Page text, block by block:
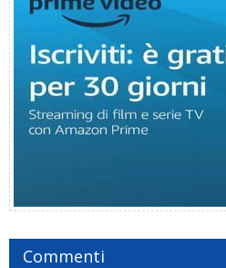
Commenti